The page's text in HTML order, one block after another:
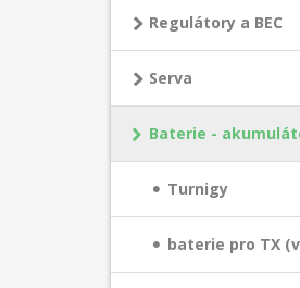
Regulátory a BEC
Serva
Baterie -
Turnigy
baterie pro TX